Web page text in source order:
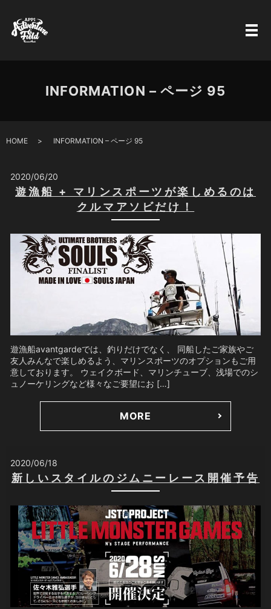
INFORMATION – ページ 95
HOME INFORMATION – ページ 95
2020/06/20
遊漁船 + マリンスポーツが楽しめるのは
クルマアソビだけ！
遊漁船avantgardeでは、釣りだけでなく、 同船したご家族やご
友人みんなで楽しめるよう、マリンスポーツのオプションもご用
意しております。 ウェイクボード、マリンチューブ、浅場でのシ
ュノーケリングなど様々なご要望にお […]
MORE
2020/06/18
新しいスタイルのジムニーレース開催予告